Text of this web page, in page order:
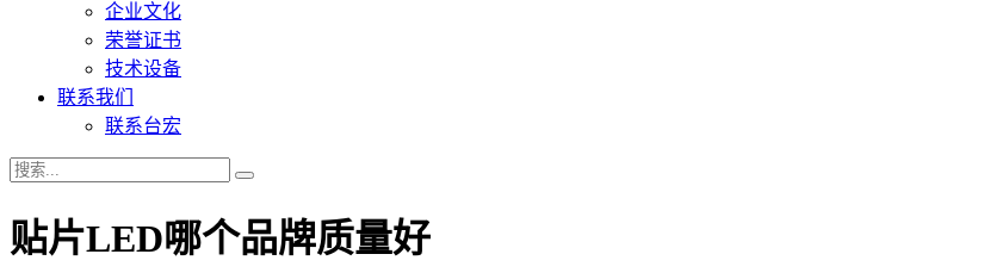
企业文化
荣誉证书
技术设备
联系我们
联系台宏
贴片LED哪个品牌质量好